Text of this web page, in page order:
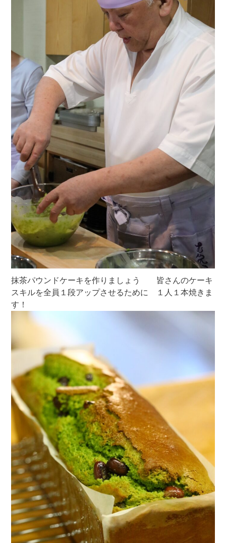
抹茶パウンドケーキを作りましょう 皆さんのケーキ
スキルを全員１段アップさせるために １人１本焼きま
す！